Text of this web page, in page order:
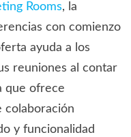
Rooms, la
con comienzo
ayuda a los
reuniones al contar
que ofrece
colaboración
y funcionalidad